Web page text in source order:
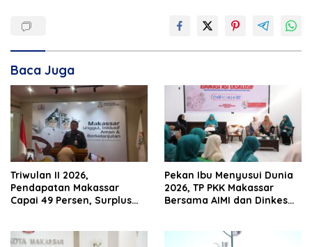
Baca Juga
Triwulan II 2026,
Pendapatan Makassar
Capai 49 Persen, Surplus
Pekan Ibu Menyusui Dunia
2026, TP PKK Makassar
Bersama AIMI dan Dinkes